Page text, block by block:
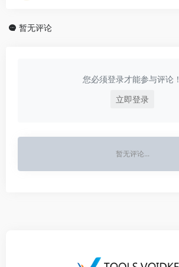
暂无评论
您必须登录才能参与评论！
立即登录
暂无评论...